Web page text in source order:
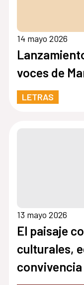
14 mayo 2026
voces de
LETRAS
13 mayo 2026
El paisaje
culturales,